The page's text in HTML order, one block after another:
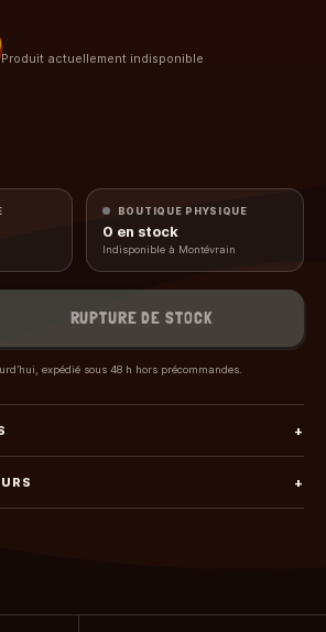
Produit actuellement indisponible
BOUTIQUE PHYSIQUE
0 en stock
Indisponible à Montévrain
RUPTURE DE STOCK
expédié sous 48 h hors précommandes.
+
+